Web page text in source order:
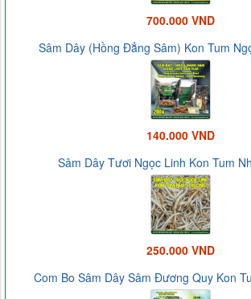
700.000 VND
Sâm Dây (Hồng Đẳng Sâm) Kon Tum
140.000 VND
Sâm Dây Tươi Ngọc Linh Kon Tum
250.000 VND
Com Bo Sâm Dây Sâm Đương Quy Kon